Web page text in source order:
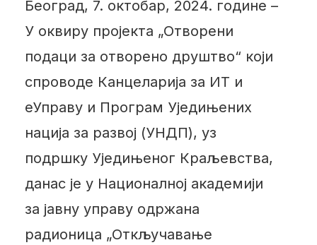
Београд, 7. октобар, 2024. године –
У оквиру пројекта „Отворени
подаци за отворено друштво“ који
спроводе Канцеларија за ИТ и
еУправу и Програм Уједињених
нација за развој (УНДП), уз
подршку Уједињеног Краљевства,
данас је у Националној академији
за јавну управу одржана
радионица „Откључавање